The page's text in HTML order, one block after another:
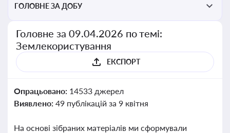
ГОЛОВНЕ ЗА ДОБУ
Головне за 09.04.2026 по темі:
Землекористування
ЕКСПОРТ
Опрацьовано: 14533 джерел
Виявлено: 49 публікацій за 9 квітня
На основі зібраних матеріалів ми сформували